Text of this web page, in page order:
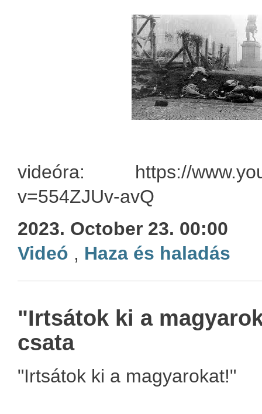
videóra: https://
v=554ZJUv-avQ
2023. October 23. 00:00
Videó , Haza és haladás
"Irtsátok ki a
csata
"Irtsátok ki a magyarokat!"